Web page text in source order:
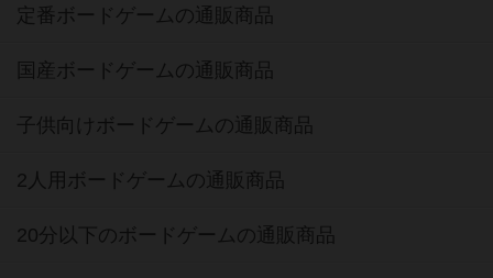
定番ボードゲームの通販商品
国産ボードゲームの通販商品
子供向けボードゲームの通販商品
2人用ボードゲームの通販商品
20分以下のボードゲームの通販商品